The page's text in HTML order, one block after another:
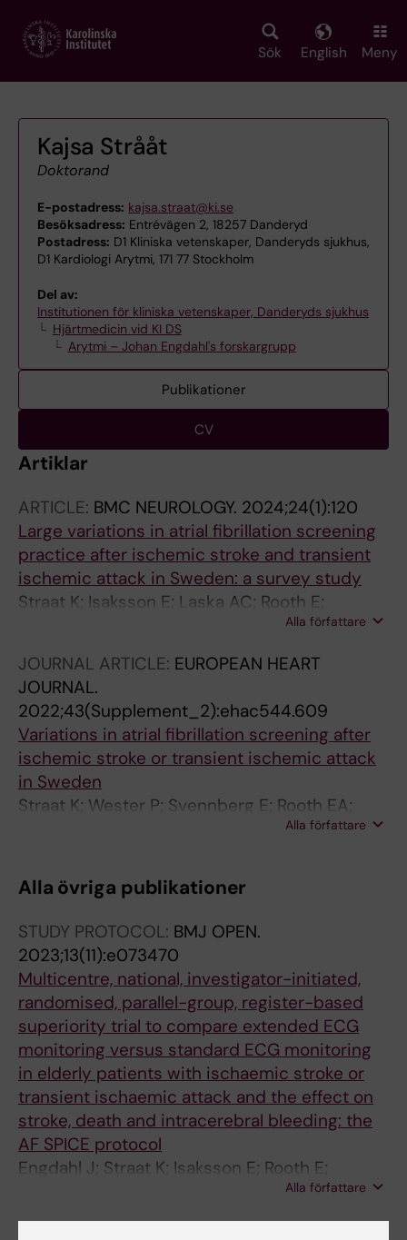
main
Sök English Meny
Kajsa Strååt
Doktorand
E-postadress: kajsa.straat@ki.se
Besöksadress: Entrévägen 2, 18257 Danderyd
Postadress: D1 Kliniska vetenskaper, Danderyds sjukhus,
D1 Kardiologi Arytmi, 171 77 Stockholm
Del av:
Institutionen för kliniska vetenskaper, Danderyds sjukhus
Hjärtmedicin vid KI DS
Arytmi – Johan Engdahl's forskargrupp
Publikationer
CV
Artiklar
ARTICLE: BMC NEUROLOGY. 2024;24(1):120
Large variations in atrial fibrillation screening
practice after ischemic stroke and transient
ischemic attack in Sweden: a survey study
Straat K; Isaksson E; Laska AC; Rooth E;
Svennberg E; Asberg S; Wester P; Engdahl J
Alla författare
JOURNAL ARTICLE: EUROPEAN HEART
JOURNAL.
2022;43(Supplement_2):ehac544.609
Variations in atrial fibrillation screening after
ischemic stroke or transient ischemic attack
in Sweden
Straat K; Wester P; Svennberg E; Rooth EA;
Alla författare
Alla övriga publikationer
STUDY PROTOCOL: BMJ OPEN.
2023;13(11):e073470
Multicentre, national, investigator-initiated,
randomised, parallel-group, register-based
superiority trial to compare extended ECG
monitoring versus standard ECG monitoring
in elderly patients with ischaemic stroke or
transient ischaemic attack and the effect on
stroke, death and intracerebral bleeding: the
AF SPICE protocol
Engdahl J; Straat K; Isaksson E; Rooth E;
Svennberg E; Norrving B; Euler MV; Hellqvist K;
Gu W; Stroem JO; Sjaelander S; Eriksson M;
Alla författare